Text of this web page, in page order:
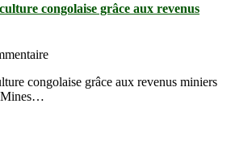
congolaise grâce aux revenus
congolaise grâce aux revenus miniers
Mines…